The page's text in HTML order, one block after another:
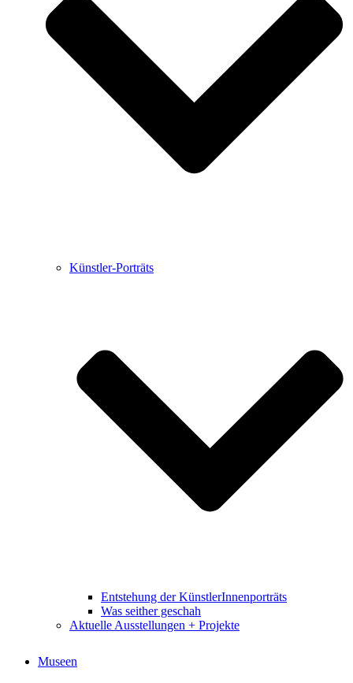
Buchbesprechungen von Harald Schwiers
Haralds Streifzüge
Hörtipps von Harald Schwiers
Kunstausflüge mit Sigrid Balke
Marc Peschke – Out of The Länd
Buchtipps von Uli Rothfuss
Künstler-Porträts
Entstehung der KünstlerInnenporträts
Was seither geschah
Aktuelle Ausstellungen + Projekte
Museen